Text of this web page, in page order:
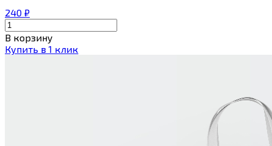
240 ₽
В корзину
Купить в 1 клик